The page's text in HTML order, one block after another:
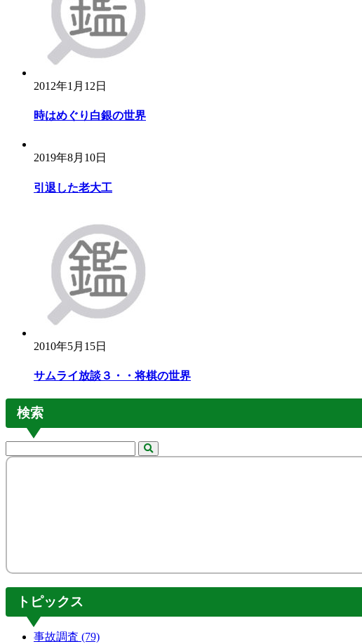
2012年1月12日
時はめぐり白銀の世界
2019年8月10日
引退した老大工
2010年5月15日
サムライ放談３・・将棋の世界
検索
トピックス
事故調査 (79)